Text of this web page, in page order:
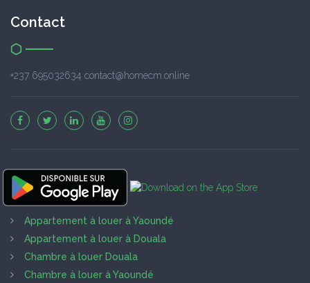
Contact
+237 695032634 contact@homecm.online
Appartement à louer à Yaoundé
Appartement à louer à Douala
Chambre à louer Douala
Chambre à louer à Yaoundé